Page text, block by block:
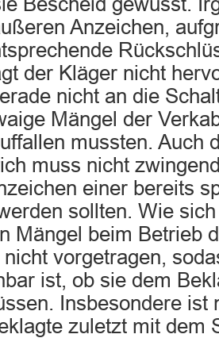
Anzeichen,
der Kläger nicht
nicht an die
Mängel der
mussten. Auch
muss nicht
einer bereits
sollten. Wie
Mängel beim Betrieb
vorgetragen,
ist, ob sie dem
Insbesondere ist
zuletzt mit dem